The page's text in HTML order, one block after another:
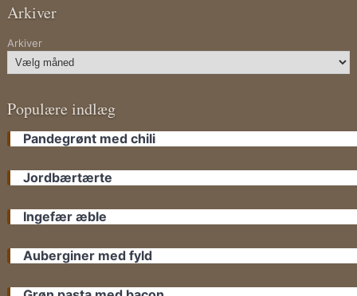
Arkiver
Arkiver
Populære indlæg
Pandegrønt med chili
Jordbærtærte
Ingefær æble
Auberginer med fyld